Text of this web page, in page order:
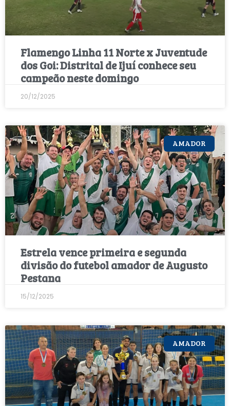
Flamengo Linha 11 Norte x Juventude
dos Goi: Distrital de Ijuí conhece seu
campeão neste domingo
20/12/2025
AMADOR
Estrela vence primeira e segunda
divisão do futebol amador de Augusto
Pestana
15/12/2025
AMADOR